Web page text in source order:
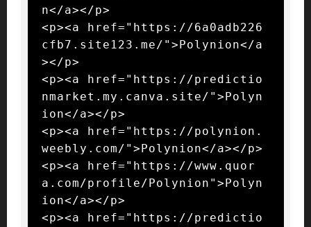
n</a></p>
<p><a href="https://6a0adb226
cfb7.site123.me/">Polynion</a
></p>
<p><a href="https://predictio
nmarket.my.canva.site/">Polyn
ion</a></p>
<p><a href="https://polynion.
weebly.com/">Polynion</a></p>
<p><a href="https://www.quor
a.com/profile/Polynion">Polyn
ion</a></p>
<p><a href="https://predictio